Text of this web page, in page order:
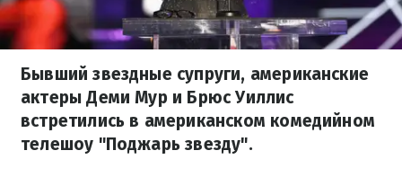
Бывший звездные супруги, американские
актеры Деми Мур и Брюс Уиллис
встретились в американском комедийном
телешоу "Поджарь звезду".